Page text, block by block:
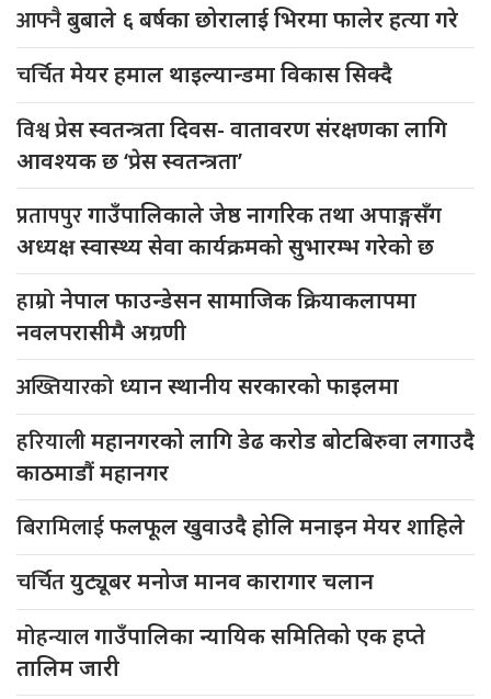
आफ्नैबुबाले ६ बर्षका छोरालाई भिरमा फालेर हत्या गरे
चर्चितमेयर हमाल थाइल्यान्डमा विकास सिक्दै
विश्वप्रेस स्वतन्त्रता दिवस- वातावरण संरक्षणका लागि
आवश्यक छ ‘प्रेस स्वतन्त्रता’
प्रतापपुरगाउँपालिकाले जेष्ठ नागरिक तथा अपाङ्गसँग
अध्यक्ष स्वास्थ्य सेवा कार्यक्रमको सुभारम्भ गरेको छ
हाम्रोनेपाल फाउन्डेसन सामाजिक क्रियाकलापमा
नवलपरासीमै अग्रणी
अख्तियारको ध्यान स्थानीय सरकारको फाइलमा
हरियालीमहानगरको लागि डेढ करोड बोटबिरुवा लगाउदै
काठमाडौं महानगर
बिरामिलाईफलफूल खुवाउदै होलि मनाइन मेयर शाहिले
चर्चितयुट्यूबर मनोज मानव कारागार चलान
मोहन्यालगाउँपालिका न्यायिक समितिको एक हप्ते
तालिम जारी